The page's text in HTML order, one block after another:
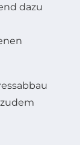
dazu